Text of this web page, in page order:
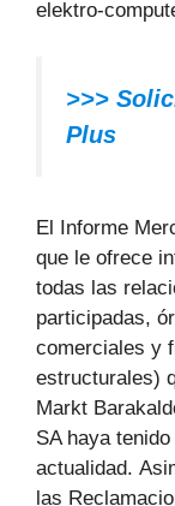
elektro-
>>>
Plus
El Informe
que le ofrece
todas las
participadas,
comerciales y
estructurales)
Markt
SA haya
actualidad.
las